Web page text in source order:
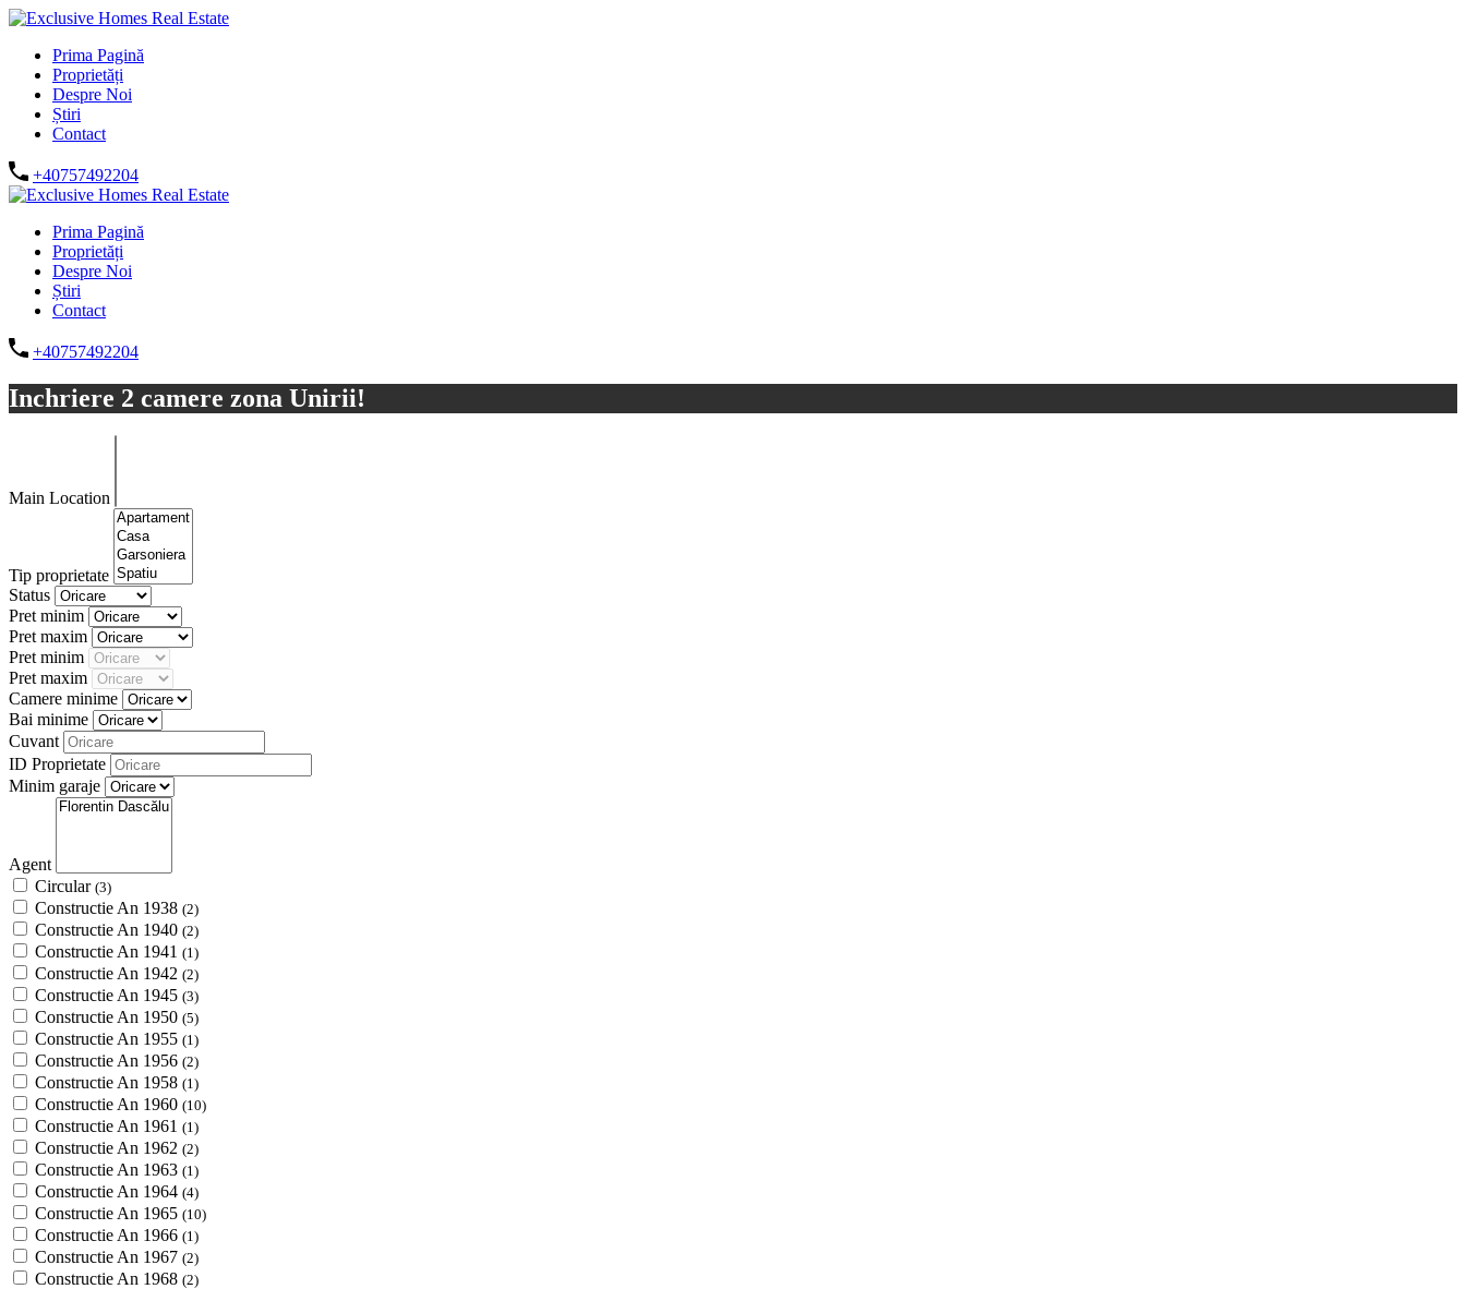
Prima Pagină
Proprietăți
Despre Noi
Știri
Contact
+40757492204
Prima Pagină
Proprietăți
Despre Noi
Știri
Contact
+40757492204
Inchriere 2 camere zona Unirii!
Main Location
Tip proprietate
Status
Pret minim
Pret maxim
Pret minim
Pret maxim
Camere minime
Bai minime
Cuvant
ID Proprietate
Minim garaje
Agent
Circular (3)
Constructie An 1938 (2)
Constructie An 1940 (2)
Constructie An 1941 (1)
Constructie An 1942 (2)
Constructie An 1945 (3)
Constructie An 1950 (5)
Constructie An 1955 (1)
Constructie An 1956 (2)
Constructie An 1958 (1)
Constructie An 1960 (10)
Constructie An 1961 (1)
Constructie An 1962 (2)
Constructie An 1963 (1)
Constructie An 1964 (4)
Constructie An 1965 (10)
Constructie An 1966 (1)
Constructie An 1967 (2)
Constructie An 1968 (2)